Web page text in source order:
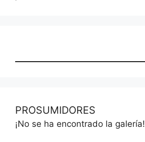
PROSUMIDORES
¡No se ha encontrado la galería!